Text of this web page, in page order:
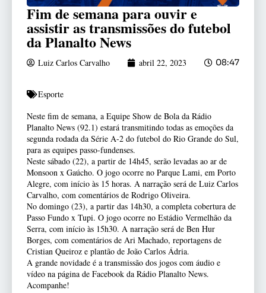
Fim de semana para ouvir e
assistir as transmissões do futebol
da Planalto News
Luiz Carlos Carvalho abril 22, 2023 08:47
Esporte
Neste fim de semana, a Equipe Show de Bola da Rádio
Planalto News (92.1) estará transmitindo todas as emoções da
segunda rodada da Série A-2 do futebol do Rio Grande do Sul,
para as equipes passo-fundenses.
Neste sábado (22), a partir de 14h45, serão levadas ao ar de
Monsoon x Gaúcho. O jogo ocorre no Parque Lami, em Porto
Alegre, com início às 15 horas. A narração será de Luiz Carlos
Carvalho, com comentários de Rodrigo Oliveira.
No domingo (23), a partir das 14h30, a completa cobertura de
Passo Fundo x Tupi. O jogo ocorre no Estádio Vermelhão da
Serra, com início às 15h30. A narração será de Ben Hur
Borges, com comentários de Ari Machado, reportagens de
Cristian Queiroz e plantão de João Carlos Ádria.
A grande novidade é a transmissão dos jogos com áudio e
vídeo na página de Facebook da Rádio Planalto News.
Acompanhe!